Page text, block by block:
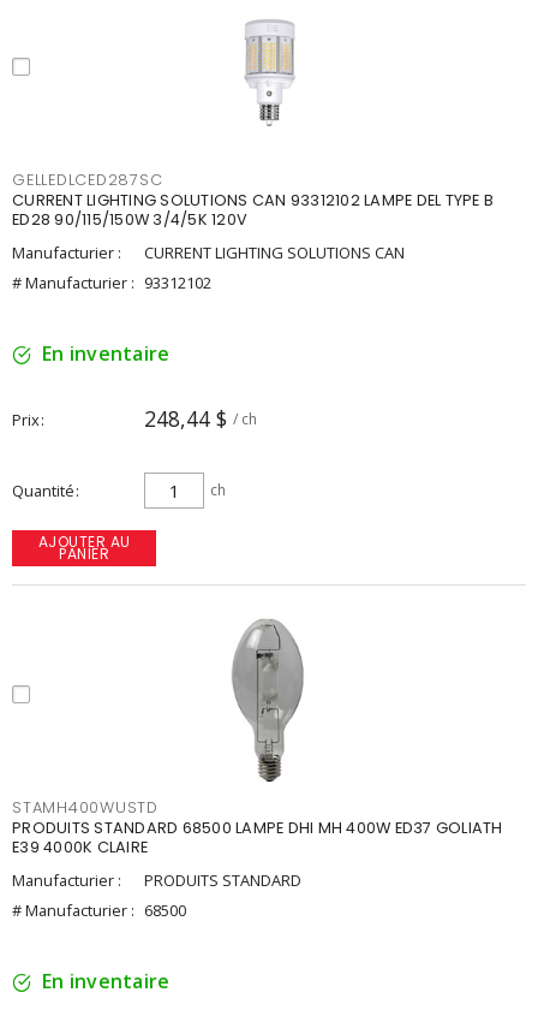
GELLEDLCED287SC
CURRENT LIGHTING SOLUTIONS CAN 93312102 LAMPE DEL TYPE B
ED28 90/115/150W 3/4/5K 120V
Manufacturier :
CURRENT LIGHTING SOLUTIONS CAN
# Manufacturier : 93312102
En inventaire
Prix 248,44 $ / ch
Quantité ch
AJOUTER AU
PANIER
STAMH400WUSTD
PRODUITS STANDARD 68500 LAMPE DHI MH 400W ED37 GOLIATH
E39 4000K CLAIRE
Manufacturier :
PRODUITS STANDARD
# Manufacturier : 68500
En inventaire